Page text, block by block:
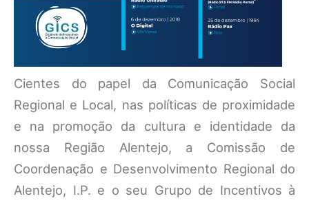
Cientes do papel da Comunicação Social
Regional e Local, nas políticas de proximidade
e na promoção da cultura e identidade da
nossa Região Alentejo, a Comissão de
Coordenação e Desenvolvimento Regional do
Alentejo, I.P. e o seu Grupo de Incentivos à